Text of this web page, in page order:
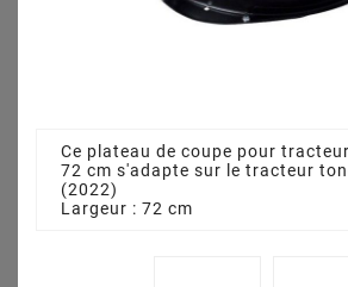
Ce plateau de coupe pour
72 cm s'adapte sur le tracteur
(2022)
Largeur : 72 cm